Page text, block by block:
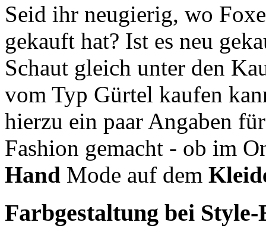
Seid ihr neugierig, wo
gekauft hat? Ist es neu
Schaut gleich unter den
vom Typ Gürtel kaufen
hierzu ein paar Angaben
Fashion gemacht - ob im
Hand Mode auf dem
Farbgestaltung bei